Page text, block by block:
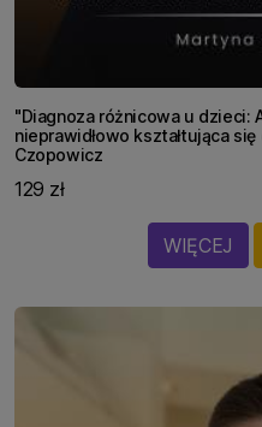
"Diagnoza różnicowa u dzieci:
nieprawidłowo kształtująca
Czopowicz
129 zł
WIĘCEJ